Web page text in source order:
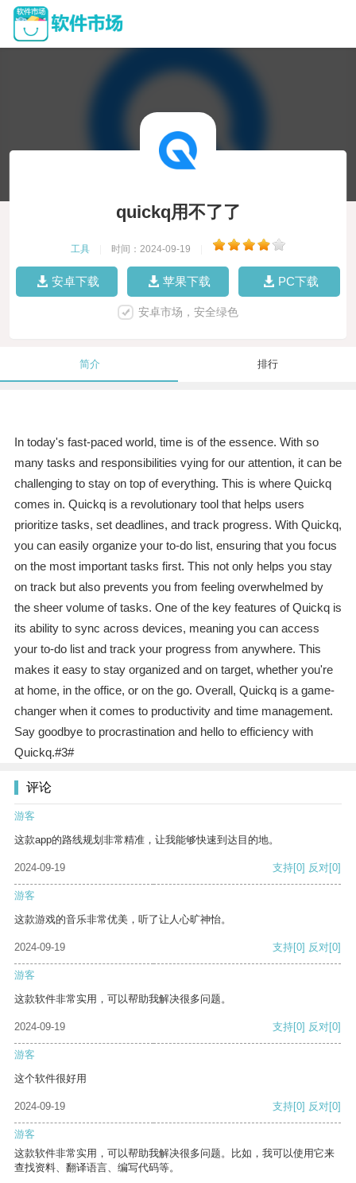
quickq用不了了
工具 时间：2024-09-19
安卓下载 苹果下载 PC下载
安卓市场，安全绿色
简介 排行
In today's fast-paced world, time is of the essence. With so
many tasks and responsibilities vying for our attention, it can be
challenging to stay on top of everything. This is where Quickq
comes in. Quickq is a revolutionary tool that helps users
prioritize tasks, set deadlines, and track progress. With Quickq,
you can easily organize your to-do list, ensuring that you focus
on the most important tasks first. This not only helps you stay
on track but also prevents you from feeling overwhelmed by
the sheer volume of tasks. One of the key features of Quickq is
its ability to sync across devices, meaning you can access
your to-do list and track your progress from anywhere. This
makes it easy to stay organized and on target, whether you're
at home, in the office, or on the go. Overall, Quickq is a game-
changer when it comes to productivity and time management.
Say goodbye to procrastination and hello to efficiency with
Quickq.#3#
评论
游客
这款app的路线规划非常精准，让我能够快速到达目的地。
2024-09-19 支持[0] 反对[0]
游客
这款游戏的音乐非常优美，听了让人心旷神怡。
2024-09-19 支持[0] 反对[0]
游客
这款软件非常实用，可以帮助我解决很多问题。
2024-09-19 支持[0] 反对[0]
游客
这个软件很好用
2024-09-19 支持[0] 反对[0]
游客
这款软件非常实用，可以帮助我解决很多问题。比如，我可以使用它来
查找资料、翻译语言、编写代码等。